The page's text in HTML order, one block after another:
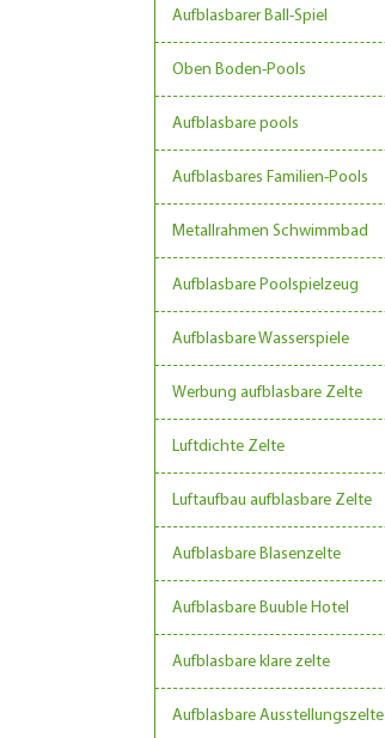
Aufblasbarer Ball-Spiel
Oben Boden-Pools
Aufblasbare pools
Aufblasbares Familien-Pools
Metallrahmen Schwimmbad
Aufblasbare Poolspielzeug
Aufblasbare Wasserspiele
Werbung aufblasbare Zelte
Luftdichte Zelte
Luftaufbau aufblasbare Zelte
Aufblasbare Blasenzelte
Aufblasbare Buuble Hotel
Aufblasbare klare zelte
Aufblasbare Ausstellungszelte